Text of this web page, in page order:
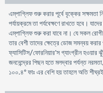
এম্‌পাগ্লিফ শুরু করার পূর্বে বৃক্কের সক্ষমতা
পর্যায়ক্রমে তা পর্যবেক্ষণে রাখতে হবে।
এম্‌পাগ্লিফ শুরু করা যাবে না। যে সকল
তার বেশী তাদের ক্ষেত্রে ডোজ সমন্বয়
ফ্যাসিটিস/ফোরনিয়ার’স গ্যাংগ্রীন হওয়ার
জননেন্দ্রের পিছন হতে মলদ্বার পর্যন্ত
১০০.৪° ফাঃ এর বেশি হয় তাহলে অতি শীঘ্রই